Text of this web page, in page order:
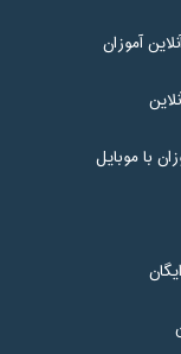
آموزان
با موبایل